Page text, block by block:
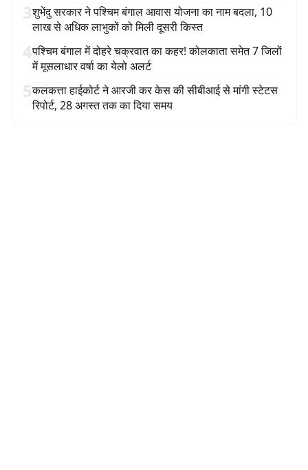
3शुभेंदु सरकार ने पश्चिम बंगाल आवास योजना का नाम बदला, 10
लाख से अधिक लाभुकों को मिली दूसरी किस्त
4पश्चिम बंगाल में दोहरे चक्रवात का कहर! कोलकाता समेत 7 जिलों
में मूसलाधार वर्षा का येलो अलर्ट
5कलकत्ता हाईकोर्ट ने आरजी कर केस की सीबीआई से मांगी स्टेटस
रिपोर्ट, 28 अगस्त तक का दिया समय